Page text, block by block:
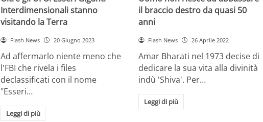
Interdimensionali stanno
visitando la Terra
Flash News 20 Giugno 2023
Ad affermarlo niente meno che
l'FBI che rivela i files
declassificati con il nome
"Esseri…
Leggi di più
il braccio destro da quasi 50
anni
Flash News 26 Aprile 2022
Amar Bharati nel 1973 decise di
dedicare la sua vita alla divinità
indù 'Shiva'. Per…
Leggi di più